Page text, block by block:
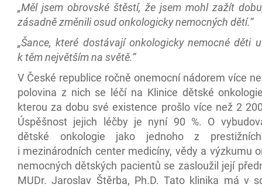
„Měl jsem obrovské štěstí, že jsem mohl zažít
zásadně změnili osud onkologicky nemocných dětí.“
„Šance, které dostávají onkologicky nemocné děti
k těm největším na světě.“
V České republice ročně onemocní nádorem více
polovina z nich se léčí na Klinice dětské
kterou za dobu své existence prošlo více než 2
Úspěšnost jejich léčby je nyní 90 %. O
dětské onkologie jako jednoho z
i mezinárodních center medicíny, vědy a výzkumu
nemocných dětských pacientů se zasloužil její
MUDr. Jaroslav Štěrba, Ph.D. Tato klinika má v